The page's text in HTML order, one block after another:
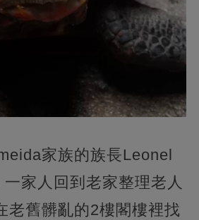
家族的族長Leonel
家人回到老家整理老人
老舊髒亂的2樓閣樓裡找